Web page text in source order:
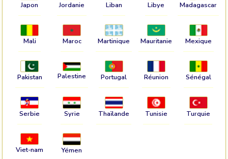
Japon Jordanie Liban Libye Madagascar
Mali Maroc Martinique Mauritanie Mexique
Pakistan Palestine Portugal Réunion Sénégal
Serbie Syrie Thaïlande Tunisie Turquie
Viet-nam Yémen